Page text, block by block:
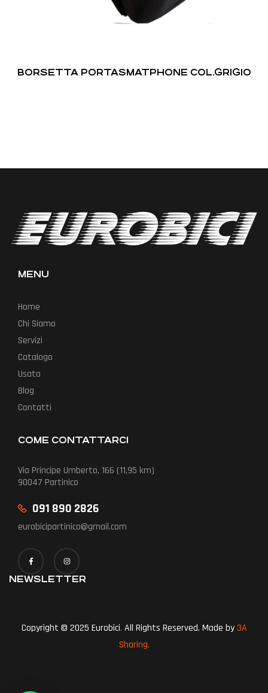
BORSETTA PORTASMATPHONE COL.GRIGIO
MENU
Home
Chi Siamo
Servizi
Catalogo
Usato
Blog
Contatti
COME CONTATTARCI
Via Principe Umberto, 166 (11,95 km)
90047 Partinico
091 890 2826
eurobicipartinico@gmail.com
NEWSLETTER
Copyright © 2025 Eurobici. All Rights Reserved. Made by3A
Sharing.